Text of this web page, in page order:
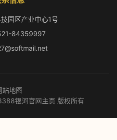
园区产业中心1号
84359997
站地图
银河官网主页 版权所有